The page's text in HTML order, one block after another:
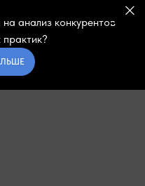
анализ конкурентов
практик?